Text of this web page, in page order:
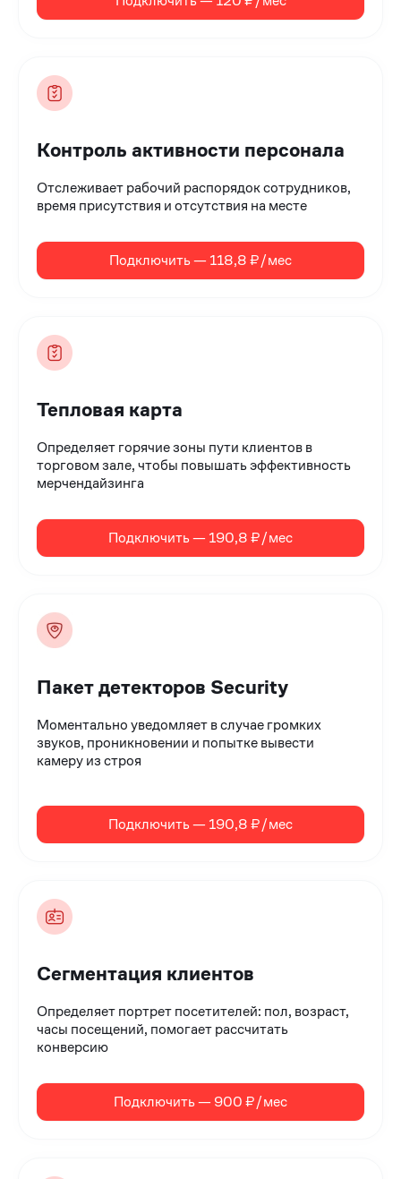
Контроль активности персонала
Отслеживает рабочий распорядок сотрудников,
время присутствия и отсутствия на месте
Подключить — 118,8 ₽/мес
Тепловая карта
Определяет горячие зоны пути клиентов в
торговом зале, чтобы повышать эффективность
мерчендайзинга
Подключить — 190,8 ₽/мес
Пакет детекторов Security
Моментально уведомляет в случае громких
звуков, проникновении и попытке вывести
камеру из строя
Подключить — 190,8 ₽/мес
Сегментация клиентов
Определяет портрет посетителей: пол, возраст,
часы посещений, помогает рассчитать
конверсию
Подключить — 900 ₽/мес